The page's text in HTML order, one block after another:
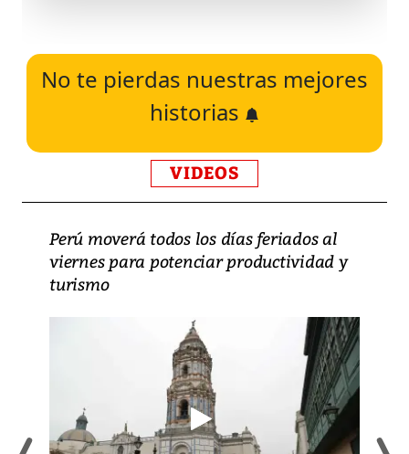
No te pierdas nuestras mejores
historias
VIDEOS
Perú moverá todos los días feriados al
viernes para potenciar productividad y
turismo